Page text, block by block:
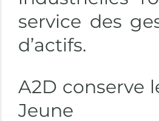
service des
d’actifs.
A2D conserve
Jeune